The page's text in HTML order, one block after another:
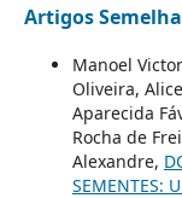
Artigos
Manoel
Oliveira,
Aparecida
Rocha de
Alexandre,
SEMENTES: